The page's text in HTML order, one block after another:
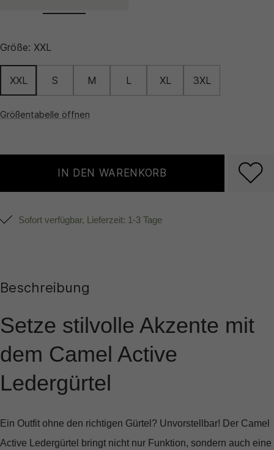
Größe: XXL
XXL S M L XL 3XL
Größentabelle öffnen
IN DEN WARENKORB
Sofort verfügbar, Lieferzeit: 1-3 Tage
Beschreibung
Setze stilvolle Akzente mit
dem Camel Active
Ledergürtel
Ein Outfit ohne den richtigen Gürtel? Unvorstellbar! Der Camel
Active Ledergürtel
bringt nicht nur Funktion, sondern auch eine